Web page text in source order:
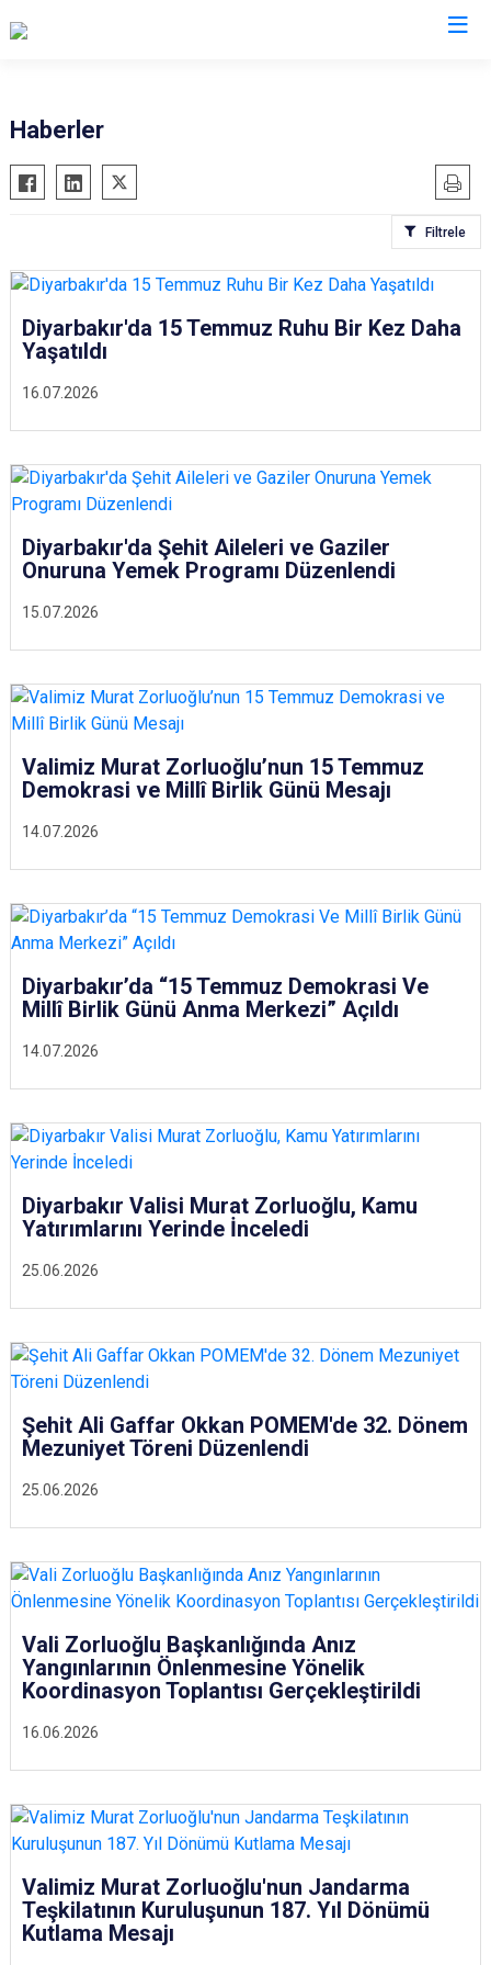
Haberler
Filtrele
16.07.2026
Diyarbakır'da 15 Temmuz Ruhu Bir Kez Daha
Yaşatıldı
15.07.2026
Diyarbakır'da Şehit Aileleri ve Gaziler
Onuruna Yemek Programı Düzenlendi
14.07.2026
Valimiz Murat Zorluoğlu’nun 15 Temmuz
Demokrasi ve Millî Birlik Günü Mesajı
14.07.2026
Diyarbakır’da “15 Temmuz Demokrasi Ve
Millî Birlik Günü Anma Merkezi” Açıldı
25.06.2026
Diyarbakır Valisi Murat Zorluoğlu, Kamu
Yatırımlarını Yerinde İnceledi
25.06.2026
Şehit Ali Gaffar Okkan POMEM'de 32. Dönem
Mezuniyet Töreni Düzenlendi
16.06.2026
Vali Zorluoğlu Başkanlığında Anız
Yangınlarının Önlenmesine Yönelik
Koordinasyon Toplantısı Gerçekleştirildi
Valimiz Murat Zorluoğlu'nun Jandarma
Teşkilatının Kuruluşunun 187. Yıl Dönümü
Kutlama Mesajı